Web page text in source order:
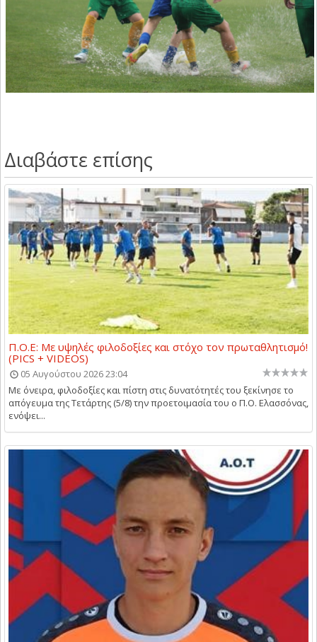
Διαβάστε επίσης
Π.Ο.Ε: Με υψηλές φιλοδοξίες και στόχο τον πρωταθλητισμό!
(PICS + VIDEOS)
05 Αυγούστου 2026 23:04
Με όνειρα, φιλοδοξίες και πίστη στις δυνατότητές του ξεκίνησε το
απόγευμα της Τετάρτης (5/8) την προετοιμασία του ο Π.Ο. Ελασσόνας,
ενόψει...